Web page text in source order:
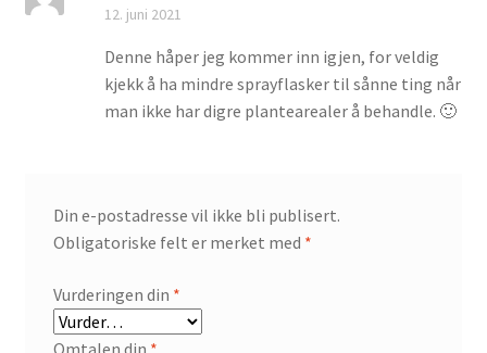
12. juni 2021
Denne håper jeg kommer inn igjen, for veldig
kjekk å ha mindre sprayflasker til sånne ting når
man ikke har digre plantearealer å behandle. 🙂
Din e-postadresse vil ikke bli publisert.
Obligatoriske felt er merket med *
Vurderingen din *
Omtalen din *